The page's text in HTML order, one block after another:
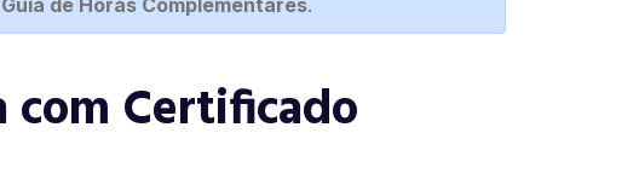
Certificado